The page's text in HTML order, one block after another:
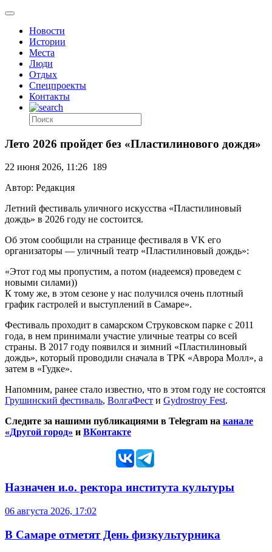
Новости
Истории
Места
Люди
Отдых
Спецпроекты
Контакты
Лето 2026 пройдет без «Пластилинового дождя»
22 июня 2026, 11:26 189
Автор: Редакция
Летний фестиваль уличного искусства «Пластилиновый
дождь» в 2026 году не состоится.
Об этом сообщили на странице фестиваля в VK его
организаторы — уличный театр «Пластилиновый дождь»:
«Этот год мы пропустим, а потом (надеемся) проведем с
новыми силами))
К тому же, в этом сезоне у нас получился очень плотный
график гастролей и выступлений в Самаре».
Фестиваль проходит в самарском Струковском парке с 2011
года, в нем принимали участие уличные театры со всей
страны. В 2017 году появился и зимний «Пластилиновый
дождь», который проводили сначала в ТРК «Аврора Молл», а
затем в «Гудке».
Напомним, ранее стало известно, что в этом году не состоятся
Грушинский фестиваль, ВолгаФест и Gydrostroy Fest.
Следите за нашими публикациями в Telegram на канале
«Другой город» и ВКонтакте
Назначен и.о. ректора института культуры
06 августа 2026, 17:02
В Самаре отметят День физкультурника